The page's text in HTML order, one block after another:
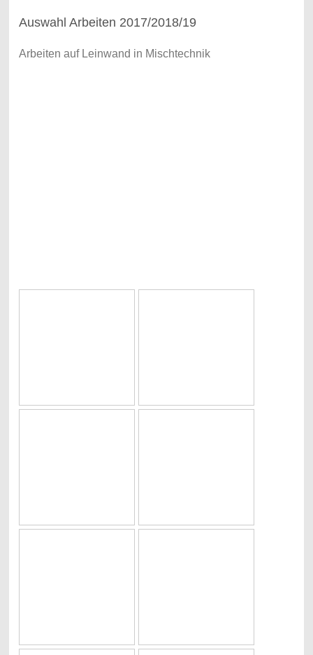
Auswahl Arbeiten 2017/2018/19
Arbeiten auf Leinwand in Mischtechnik